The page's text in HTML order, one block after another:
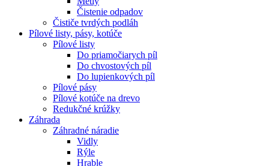
Čistenie odpadov
Čističe tvrdých podláh
Pílové listy, pásy, kotúče
Pílové listy
Do priamočiarych píl
Do chvostových píl
Do lupienkových píl
Pílové pásy
Pílové kotúče na drevo
Redukčné krúžky
Záhrada
Záhradné náradie
Vidly
Rýle
Hrable